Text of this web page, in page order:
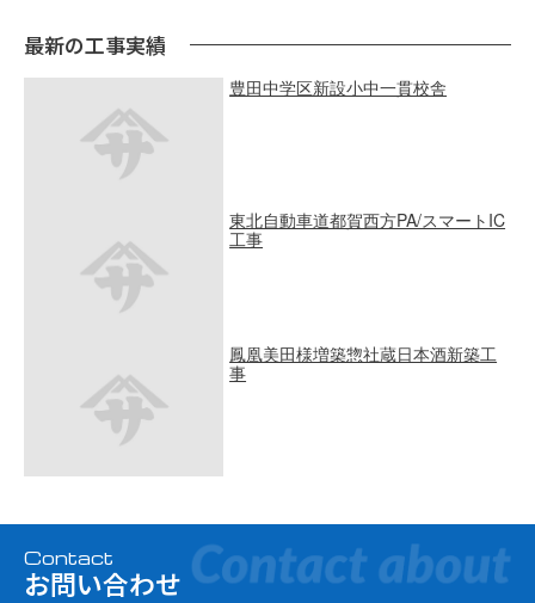
最新の工事実績
豊田中学区新設小中一貫校舎
東北自動車道都賀西方PA/スマートIC
工事
鳳凰美田様増築惣社蔵日本酒新築工
事
Contact
お問い合わせ